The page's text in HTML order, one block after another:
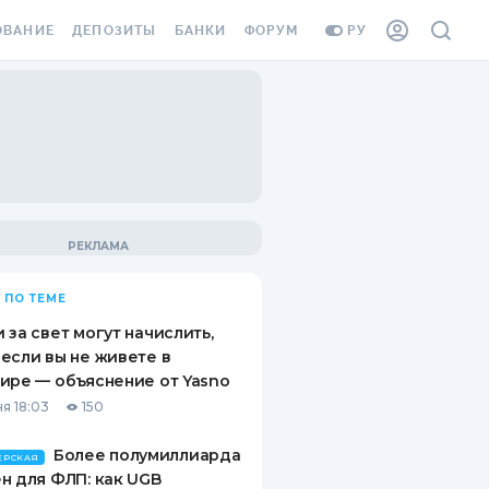
РУ
ВИНЬЕТКА
СОТРУДНИКОВ
ОТ
СЛУЧАЕВ
ДЕПОЗИТЫ
ВОПРОСЫ И ОТВЕТЫ
ПУТЕВОДИТЕЛИ ПО
СБЕРЕЖЕНИЯМ
БАНКИ ФОРУМ
ПО ТЕМЕ
за свет могут начислить,
вы не живете в
— объяснение от Yasno
18:03 150
Более полумиллиарда
для ФЛП: как UGB